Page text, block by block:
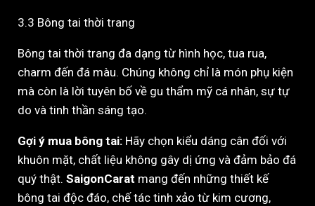
3.3 Bông tai thời trang
Bông tai thời trang đa dạng từ hình học, tua rua,
charm đến đá màu. Chúng không chỉ là món phụ kiện
mà còn là lời tuyên bố về gu thẩm mỹ cá nhân, sự tự
do và tinh thần sáng tạo.
Gợi ý mua bông tai: Hãy chọn kiểu dáng cân đối với
khuôn mặt, chất liệu không gây dị ứng và đảm bảo đá
quý thật. SaigonCarat mang đến những thiết kế
bông tai độc đáo, chế tác tinh xảo từ kim cương,